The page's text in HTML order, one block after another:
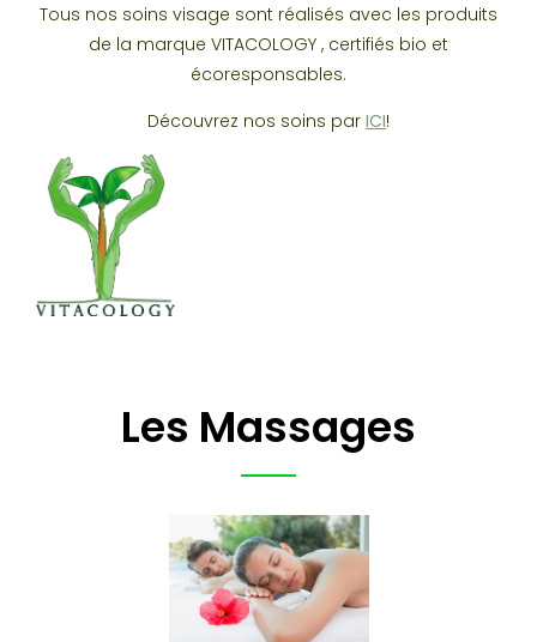
Tous nos soins visage sont réalisés avec les produits
de la marque VITACOLOGY , certifiés bio et
écoresponsables.
Découvrez nos soins par ICI!
Les Massages